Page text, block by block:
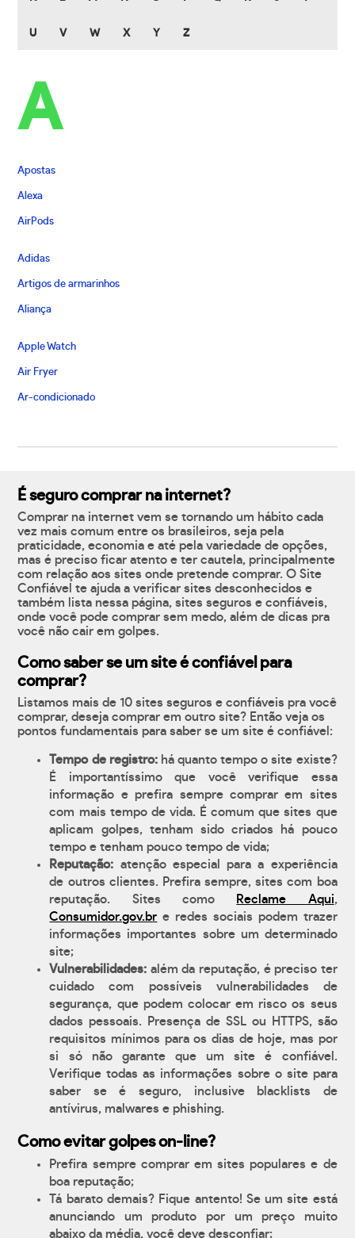
U V W X Y Z
A
Apostas
Alexa
AirPods
Adidas
Artigos de armarinhos
Aliança
Apple Watch
Air Fryer
Ar-condicionado
É seguro comprar na internet?
Comprar na internet vem se tornando um hábito cada
vez mais comum entre os brasileiros, seja pela
praticidade, economia e até pela variedade de opções,
mas é preciso ficar atento e ter cautela, principalmente
com relação aos sites onde pretende comprar. O Site
Confiável te ajuda a verificar sites desconhecidos e
também lista nessa página, sites seguros e confiáveis,
onde você pode comprar sem medo, além de dicas pra
você não cair em golpes.
Como saber se um site é confiável para
comprar?
Listamos mais de 10 sites seguros e confiáveis pra você
comprar, deseja comprar em outro site? Então veja os
pontos fundamentais para saber se um site é confiável:
Tempo de registro:há quanto tempo o site existe?
É importantíssimo que você verifique essa
informação e prefira sempre comprar em sites
com mais tempo de vida. É comum que sites que
aplicam golpes, tenham sido criados há pouco
tempo e tenham pouco tempo de vida;
Reputação: atenção especial para a experiência
de outros clientes. Prefira sempre, sites com boa
reputação. Sites como
Reclame Aqui,
Consumidor.gov.br e redes sociais podem trazer
informações importantes sobre um determinado
site;
Vulnerabilidades: além da reputação, é preciso ter
cuidado com possíveis vulnerabilidades de
segurança, que podem colocar em risco os seus
dados pessoais. Presença de SSL ou HTTPS, são
requisitos mínimos para os dias de hoje, mas por
si só não garante que um site é confiável.
Verifique todas as informações sobre o site para
saber se é seguro, inclusive blacklists de
antívirus, malwares e phishing.
Como evitar golpes on-line?
Prefira sempre comprar em sites populares e de
boa reputação;
Tá barato demais? Fique antento! Se um site está
anunciando um produto por um preço muito
abaixo da média, você deve desconfiar;